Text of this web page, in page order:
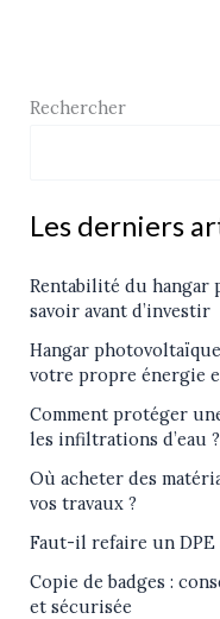
Rechercher
Les derniers
Rentabilité du hangar
savoir avant d’investir
Hangar
votre propre énergie
Comment protéger
les infiltrations d’eau ?
Où acheter des
vos travaux ?
Faut-il refaire un DPE
Copie de badges :
et sécurisée